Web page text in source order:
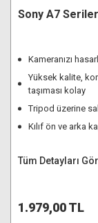
Sony A7
Kameranızı
Yüksek kalite,
taşıması kolay
Tripod üzerine
Kılıf ön ve arka
Tüm Detayları Gör
1.979,00 TL